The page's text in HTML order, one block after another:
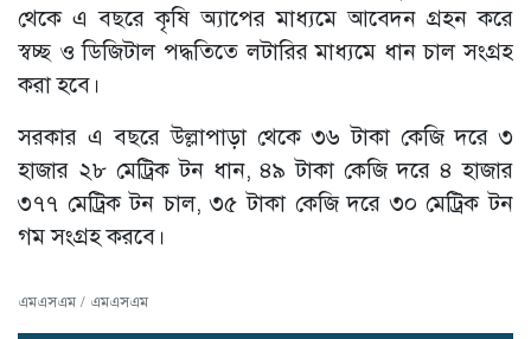
থেকে এ বছরে কৃষি অ্যাপের মাধ্যমে আবেদন গ্রহন করে
স্বচ্ছ ও ডিজিটাল পদ্ধতিতে লটারির মাধ্যমে ধান চাল সংগ্রহ
করা হবে।
সরকার এ বছরে উল্লাপাড়া থেকে ৩৬ টাকা কেজি দরে ৩
হাজার ২৮ মেট্রিক টন ধান, ৪৯ টাকা কেজি দরে ৪ হাজার
৩৭৭ মেট্রিক টন চাল, ৩৫ টাকা কেজি দরে ৩০ মেট্রিক টন
গম সংগ্রহ করবে।
এমএসএম / এমএসএম